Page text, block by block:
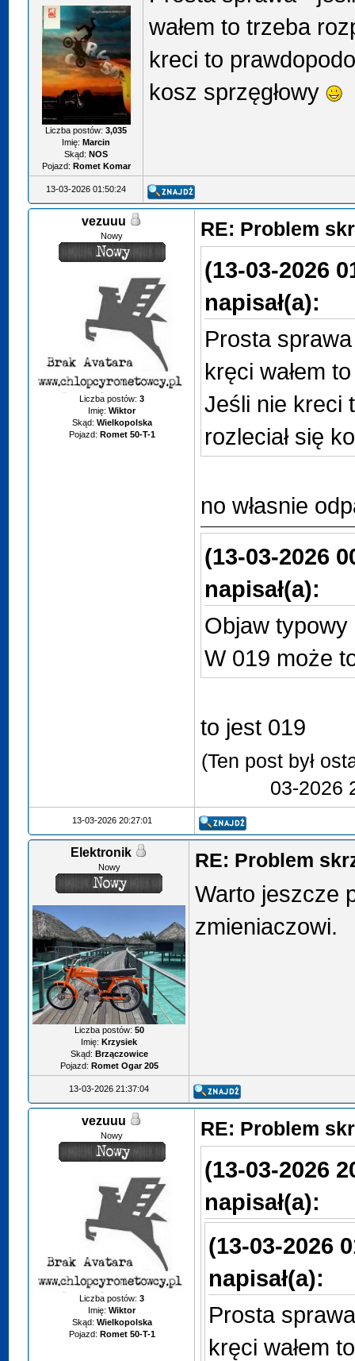
Liczba postów:3,035
Imię: Marcin
Skąd: NOS
Pojazd: Romet Komar
wałem to trzeba
kreci to
kosz sprzęgłowy
13-03-2026 01:50:24
vezuuu
Nowy
Liczba postów:3
Imię: Wiktor
Skąd: Wielkopolska
Pojazd: Romet 50-T-1
RE: Problem
(13-03-2026
napisał(a):
Prosta
kręci wałem
Jeśli nie kreci
rozleciał się
no własnie
(13-03-2026
napisał(a):
Objaw
W 019 może
to jest 019
(Ten post był
03-2026
13-03-2026 20:27:01
Elektronik
Nowy
Liczba postów: 50
Imię: Krzysiek
Skąd: Brzączowice
Pojazd: Romet Ogar 205
RE: Problem
Warto jeszcze
zmieniaczowi.
13-03-2026 21:37:04
vezuuu
Nowy
Liczba postów:3
Imię: Wiktor
Skąd: Wielkopolska
Pojazd: Romet 50-T-1
RE: Problem
(13-03-2026
napisał(a):
(13-03-2026
napisał(a):
Prosta
kręci wałem